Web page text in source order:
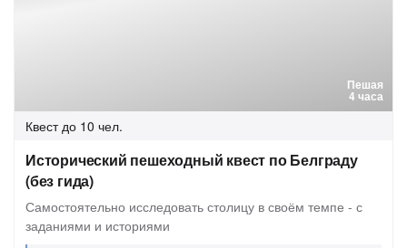
Пешая
4 часа
Квест до 10 чел.
Исторический пешеходный квест по Белграду
(без гида)
Самостоятельно исследовать столицу в своём темпе - с
заданиями и историями